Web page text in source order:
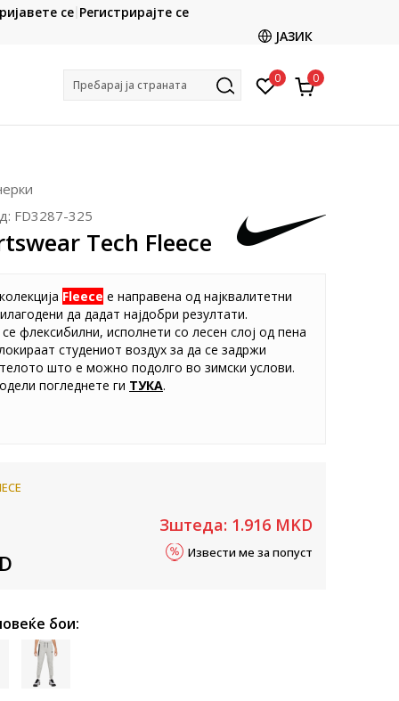
CLICK & COLLECT
со картичка online и подигнете во продавницата
се Регистрирајте се
ЈАЗИК
Пребарај ја страната 0 0
FD3287-325
Tech Fleece
Fleece е направена од најквалитетни
да дадат најдобри резултати.
флексибилни, исполнети со лесен слој од пена
студениот воздух за да се задржи
што е можно подолго во зимски услови.
погледнете ги ТУКА.
Зштеда: 1.916 MKD
Извести ме за попуст
бои: